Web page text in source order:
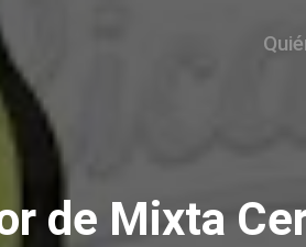
de Mixta